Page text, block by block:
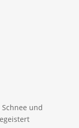
Schnee und